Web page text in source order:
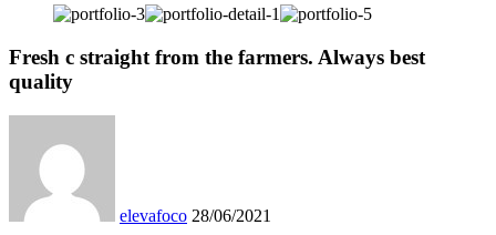
Fresh c straight from the farmers. Always best
quality
elevafoco 28/06/2021